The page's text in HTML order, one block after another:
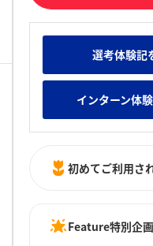
職人気企業ランキング み
現場社員インタビュー
選考体験記
インターン体
初めてご利用さ
Feature特別企画